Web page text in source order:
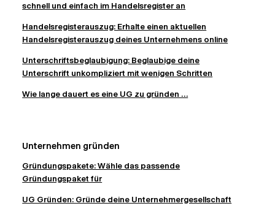
schnell und einfach im Handelsregister an
Handelsregisterauszug: Erhalte einen aktuellen
Handelsregisterauszug deines Unternehmens online
Unterschriftsbeglaubigung: Beglaubige deine
Unterschrift unkompliziert mit wenigen Schritten
Wie lange dauert es eine UG zu gründen ...
Unternehmen gründen
Gründungspakete: Wähle das passende
Gründungspaket für
UG Gründen: Gründe deine Unternehmergesellschaft